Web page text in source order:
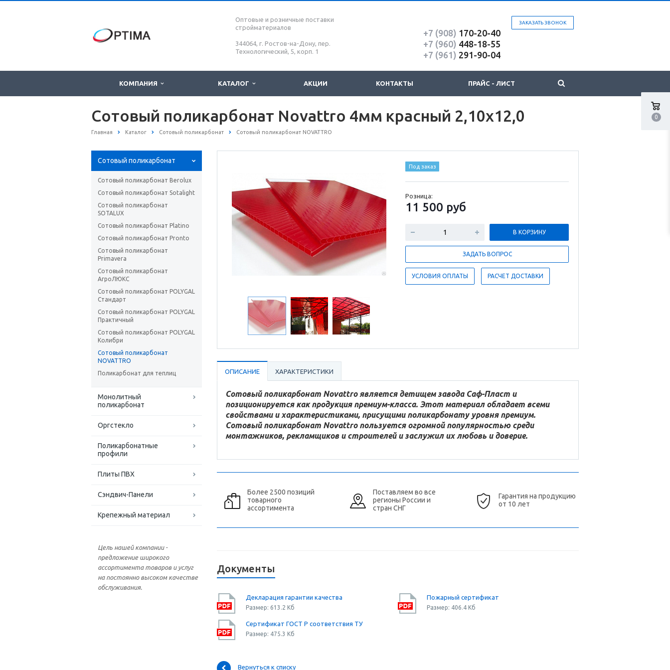
0
Оптовые и розничные поставки
стройматериалов
344064, г. Ростов-на-Дону, пер.
Технологический, 5, корп. 1
ЗАКАЗАТЬ ЗВОНОК
+7 (908) 170-20-40
+7 (960) 448-18-55
+7 (961) 291-90-04
КОМПАНИЯ КАТАЛОГ АКЦИИ КОНТАКТЫ ПРАЙС - ЛИСТ
Сотовый поликарбонат Novattro 4мм красный 2,10х12,0
Главная Каталог Сотовый поликарбонат Сотовый поликарбонат NOVATTRO
Сотовый поликарбонат
Сотовый поликарбонат Berolux
Сотовый поликарбонат Sotаlight
Сотовый поликарбонат
SOTALUX
Сотовый поликарбонат Platino
Сотовый поликарбонат Pronto
Сотовый поликарбонат
Primavera
Сотовый поликарбонат
АгроЛЮКС
Сотовый поликарбонат POLYGAL
Стандарт
Сотовый поликарбонат POLYGAL
Практичный
Сотовый поликарбонат POLYGAL
Колибри
Сотовый поликарбонат
NOVATTRO
Поликарбонат для теплиц
Монолитный
поликарбонат
Оргстекло
Поликарбонатные
профили
Плиты ПВХ
Сэндвич-Панели
Крепежный материал
Цель нашей компании -
предложение широкого
ассортимента товаров и услуг
на постоянно высоком качестве
обслуживания.
Под заказ
Розница:
11 500 руб
В КОРЗИНУ
ЗАДАТЬ ВОПРОС
УСЛОВИЯ ОПЛАТЫ РАСЧЕТ ДОСТАВКИ
ОПИСАНИЕ ХАРАКТЕРИСТИКИ
Сотовый поликарбонат Novattro является детищем завода Саф-Пласт и
позиционируется как продукция премиум-класса. Этот материал обладает всеми
свойствами и характеристиками, присущими поликарбонату уровня премиум.
Сотовый поликарбонат Novattro пользуется огромной популярностью среди
монтажников, рекламщиков и строителей и заслужил их любовь и доверие.
Более 2500 позиций
товарного
ассортимента
Поставляем во все
регионы России и
стран СНГ
Гарантия на продукцию
от 10 лет
Документы
Декларация гарантии качества
Размер: 613.2 Кб
Пожарный сертификат
Размер: 406.4 Кб
Сертификат ГОСТ Р соответствия ТУ
Размер: 475.3 Кб
Вернуться к списку